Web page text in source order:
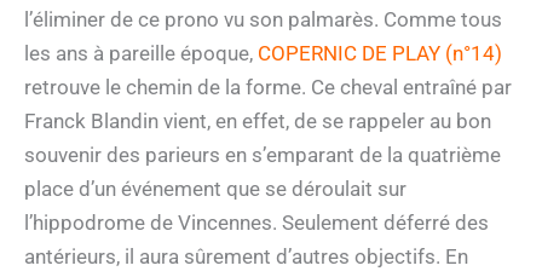
l’éliminer de ce prono vu son palmarès. Comme tous
les ans à pareille époque, COPERNIC DE PLAY (n°14)
retrouve le chemin de la forme. Ce cheval entraîné par
Franck Blandin vient, en effet, de se rappeler au bon
souvenir des parieurs en s’emparant de la quatrième
place d’un événement que se déroulait sur
l’hippodrome de Vincennes. Seulement déferré des
antérieurs, il aura sûrement d’autres objectifs. En